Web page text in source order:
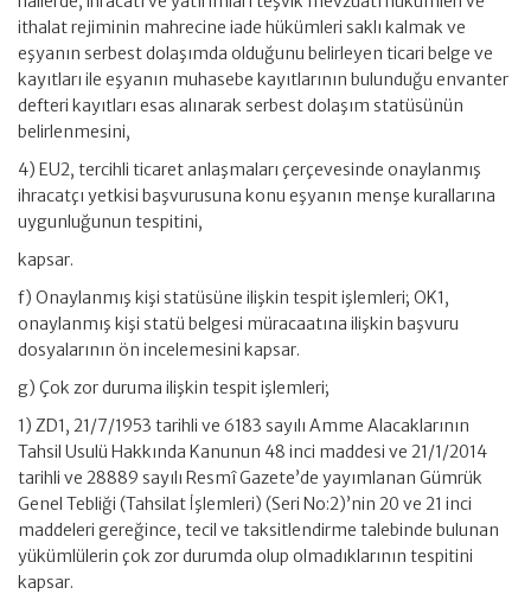
ithalat rejiminin mahrecine iade hükümleri saklı kalmak ve
eşyanın serbest dolaşımda olduğunu belirleyen ticari belge ve
kayıtları ile eşyanın muhasebe kayıtlarının bulunduğu envanter
defteri kayıtları esas alınarak serbest dolaşım statüsünün
belirlenmesini,
4) EU2, tercihli ticaret anlaşmaları çerçevesinde onaylanmış
ihracatçı yetkisi başvurusuna konu eşyanın menşe kurallarına
uygunluğunun tespitini,
kapsar.
f) Onaylanmış kişi statüsüne ilişkin tespit işlemleri; OK1,
onaylanmış kişi statü belgesi müracaatına ilişkin başvuru
dosyalarının ön incelemesini kapsar.
g) Çok zor duruma ilişkin tespit işlemleri;
1) ZD1, 21/7/1953 tarihli ve 6183 sayılı Amme Alacaklarının
Tahsil Usulü Hakkında Kanunun 48 inci maddesi ve 21/1/2014
tarihli ve 28889 sayılı Resmî Gazete’de yayımlanan Gümrük
Genel Tebliği (Tahsilat İşlemleri) (Seri No:2)’nin 20 ve 21 inci
maddeleri gereğince, tecil ve taksitlendirme talebinde bulunan
yükümlülerin çok zor durumda olup olmadıklarının tespitini
kapsar.